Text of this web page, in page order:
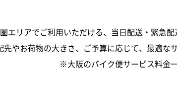
エリアでご利用いただける、当日配送・緊急
先やお荷物の大きさ、ご予算に応じて、最適な
※大阪のバイク便サービス料金